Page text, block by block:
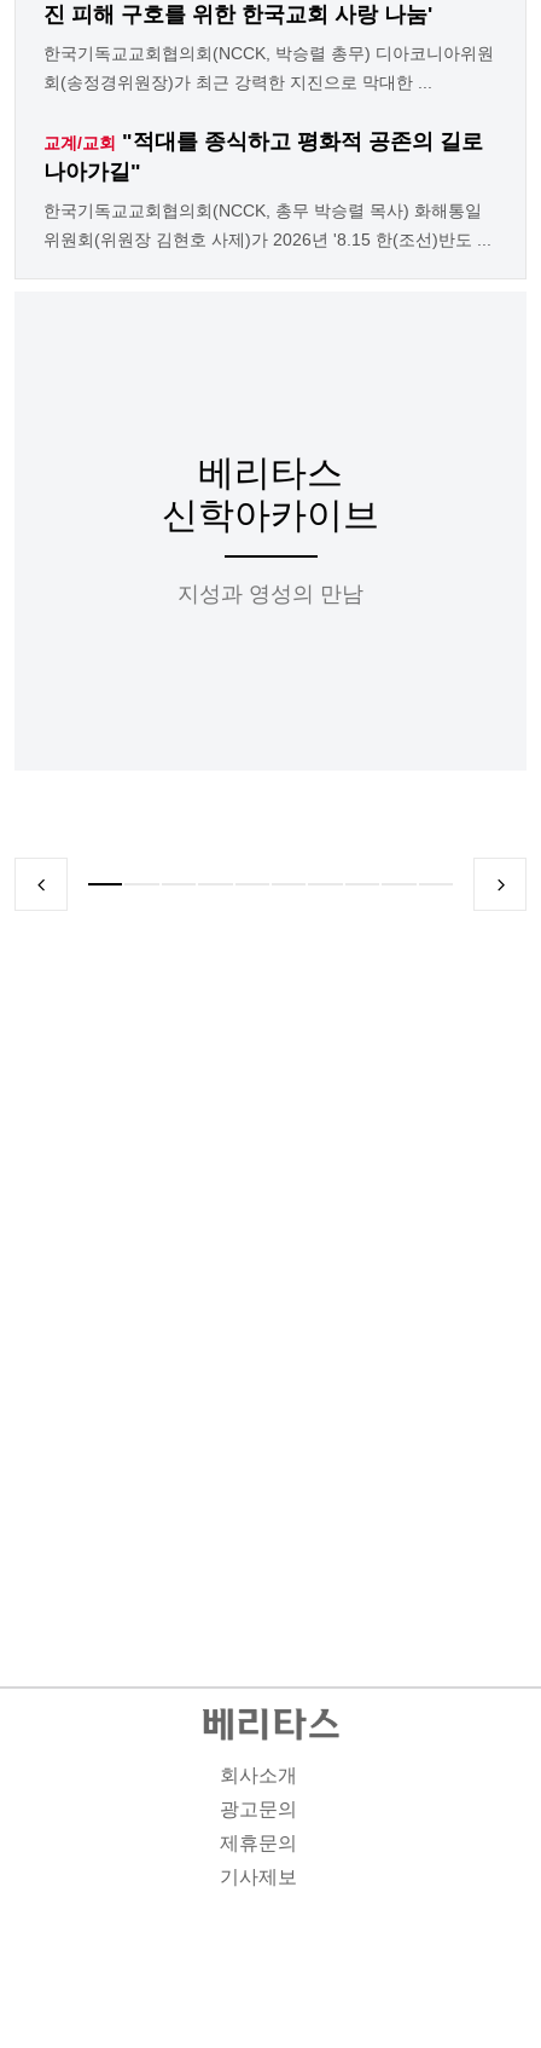
진 피해 구호를 위한 한국교회 사랑 나눔'
한국기독교교회협의회(NCCK, 박승렬 총무) 디아코니아위원
회(송정경위원장)가 최근 강력한 지진으로 막대한 ...
교계/교회 "적대를 종식하고 평화적 공존의 길로
나아가길"
한국기독교교회협의회(NCCK, 총무 박승렬 목사) 화해통일
위원회(위원장 김현호 사제)가 2026년 '8.15 한(조선)반도 ...
베리타스
신학아카이브
지성과 영성의 만남
회사소개
광고문의
제휴문의
기사제보